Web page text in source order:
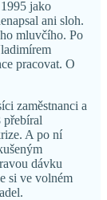
jako
ani sloh.
mluvčího. Po
pracovat. O
zaměstnanci a
přebíral
A po ní
dávku
si ve volném